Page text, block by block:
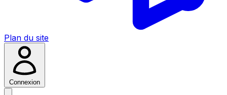
Plan du site
Connexion